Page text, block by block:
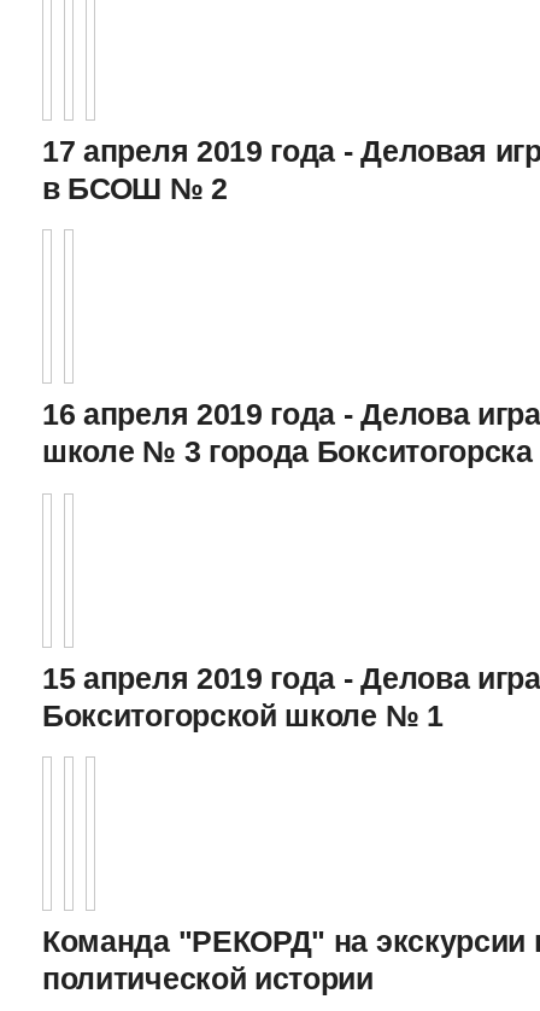
17 апреля 2019 года - Деловая
в БСОШ № 2
16 апреля 2019 года - Делова
школе № 3 города Бокситогорска
15 апреля 2019 года - Делова
Бокситогорской школе № 1
Команда "РЕКОРД" на экскурсии
политической истории